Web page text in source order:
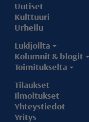
Uutiset
Kulttuuri
Urheilu
Lukijoilta
Kolumnit & blogit
Toimitukselta
Tilaukset
Ilmoitukset
Yhteystiedot
Yritys